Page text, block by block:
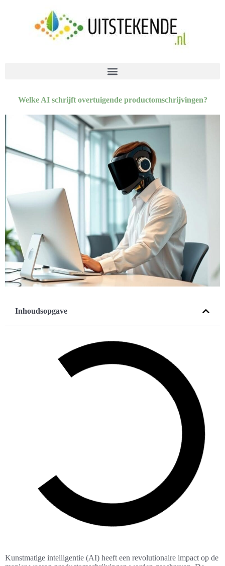
Welke AI schrijft overtuigende productomschrijvingen?
Inhoudsopgave
Kunstmatige intelligentie (AI) heeft een revolutionaire impact op de